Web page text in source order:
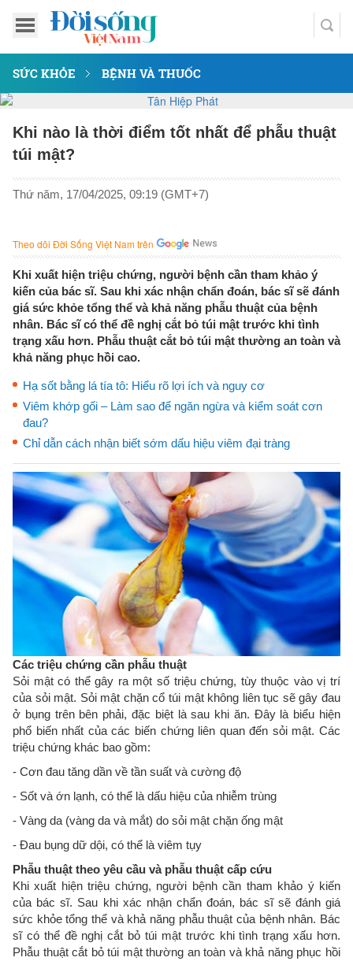
SỨC KHỎE BỆNH VÀ THUỐC
Khi nào là thời điểm tốt nhất để phẫu thuật
túi mật?
Thứ năm, 17/04/2025, 09:19 (GMT+7)
Theo dõi Đời Sống Việt Nam trên
Khi xuất hiện triệu chứng, người bệnh cần tham khảo ý
kiến của bác sĩ. Sau khi xác nhận chẩn đoán, bác sĩ sẽ đánh
giá sức khỏe tổng thể và khả năng phẫu thuật của bệnh
nhân. Bác sĩ có thể đề nghị cắt bỏ túi mật trước khi tình
trạng xấu hơn. Phẫu thuật cắt bỏ túi mật thường an toàn và
khả năng phục hồi cao.
Hạ sốt bằng lá tía tô: Hiểu rõ lợi ích và nguy cơ
Viêm khớp gối – Làm sao để ngăn ngừa và kiểm soát cơn
đau?
Chỉ dẫn cách nhận biết sớm dấu hiệu viêm đại tràng
Các triệu chứng cần phẫu thuật
Sỏi mật có thể gây ra một số triệu chứng, tùy thuộc vào vị trí
của sỏi mật. Sỏi mật chặn cổ túi mật không liên tục sẽ gây đau
ở bụng trên bên phải, đặc biệt là sau khi ăn. Đây là biểu hiện
phổ biến nhất của các biến chứng liên quan đến sỏi mật. Các
triệu chứng khác bao gồm:
- Cơn đau tăng dần về tần suất và cường độ
- Sốt và ớn lạnh, có thể là dấu hiệu của nhiễm trùng
- Vàng da (vàng da và mắt) do sỏi mật chặn ống mật
- Đau bụng dữ dội, có thể là viêm tụy
Phẫu thuật theo yêu cầu và phẫu thuật cấp cứu
Khi xuất hiện triệu chứng, người bệnh cần tham khảo ý kiến
của bác sĩ. Sau khi xác nhận chẩn đoán, bác sĩ sẽ đánh giá
sức khỏe tổng thể và khả năng phẫu thuật của bệnh nhân. Bác
sĩ có thể đề nghị cắt bỏ túi mật trước khi tình trạng xấu hơn.
Phẫu thuật cắt bỏ túi mật thường an toàn và khả năng phục hồi